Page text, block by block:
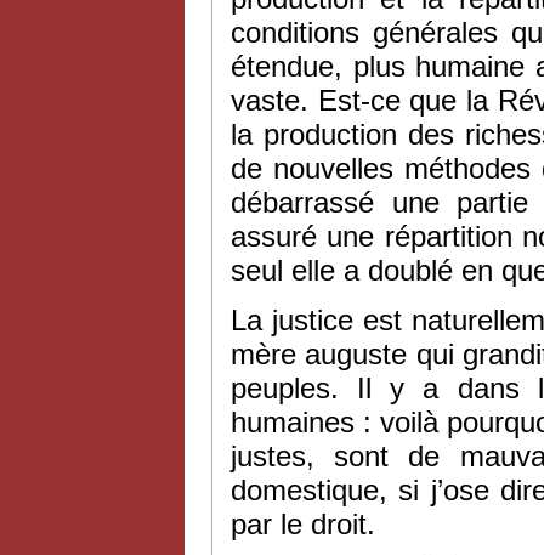
conditions générales
étendue, plus humaine
vaste. Est-ce que la
la production des
de nouvelles
débarrassé une
assuré une répartition
seul elle a doublé en
La justice est
mère auguste qui
peuples. Il y a dans
humaines : voilà
justes, sont de
domestique, si j’ose
par le droit.